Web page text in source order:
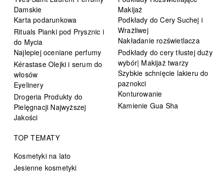
Damskie
Karta podarunkowa
Rituals Pianki pod Prysznic i
do Mycia
Najlepiej oceniane perfumy
Kérastase Olejki i serum do
włosów
Eyelinery
Drogeria Produkty do
Pielęgnacji Najwyższej
Jakości
Makijaż
Podkłady do Cery Suchej i
Wrażliwej
Nakładanie rozświetlacza
Podkłady do cery tłustej duży
wybór| Makijaż twarzy
Szybkie schnięcie lakieru do
paznokci
Konturowanie
Kamienie Gua Sha
TOP TEMATY
Kosmetyki na lato
Jesienne kosmetyki